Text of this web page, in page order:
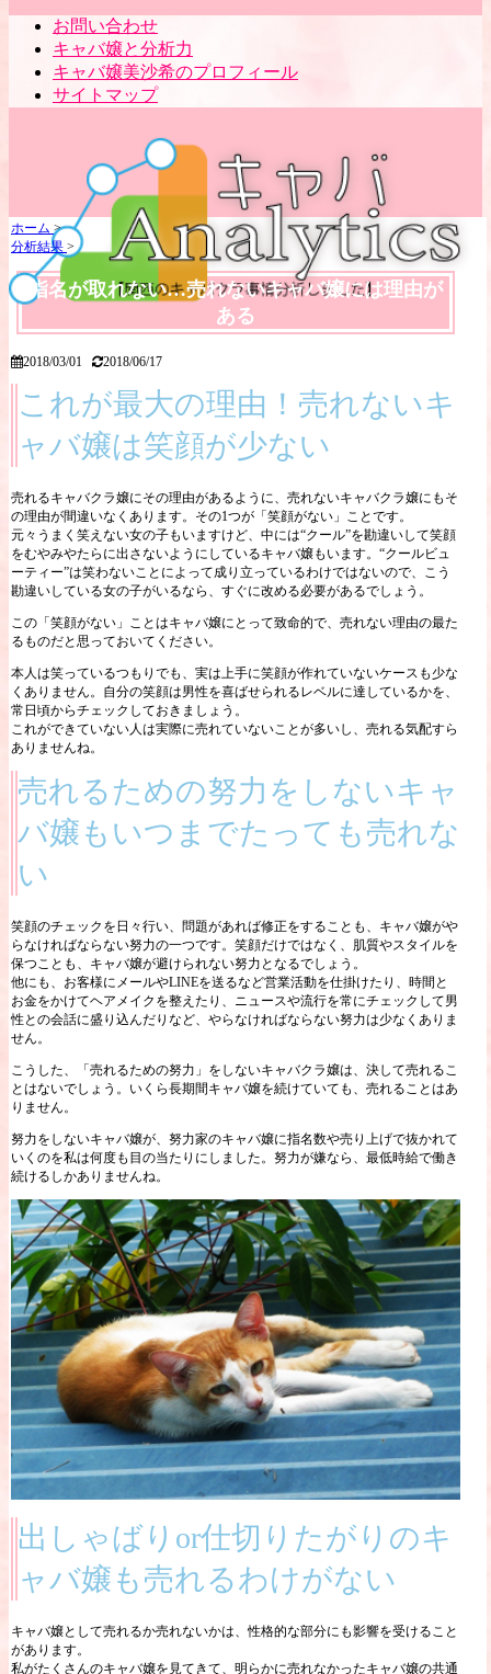
お問い合わせ
キャバ嬢と分析力
キャバ嬢美沙希のプロフィール
サイトマップ
ホーム >
分析結果 >
指名が取れない…売れないキャバ嬢には理由が
ある
2018/03/01 2018/06/17
これが最大の理由！売れないキ
ャバ嬢は笑顔が少ない
売れるキャバクラ嬢にその理由があるように、売れないキャバクラ嬢にもそ
の理由が間違いなくあります。その1つが「笑顔がない」ことです。
元々うまく笑えない女の子もいますけど、中には“クール”を勘違いして笑顔
をむやみやたらに出さないようにしているキャバ嬢もいます。“クールビュ
ーティー”は笑わないことによって成り立っているわけではないので、こう
勘違いしている女の子がいるなら、すぐに改める必要があるでしょう。
この「笑顔がない」ことはキャバ嬢にとって致命的で、売れない理由の最た
るものだと思っておいてください。
本人は笑っているつもりでも、実は上手に笑顔が作れていないケースも少な
くありません。自分の笑顔は男性を喜ばせられるレベルに達しているかを、
常日頃からチェックしておきましょう。
これができていない人は実際に売れていないことが多いし、売れる気配すら
ありませんね。
売れるための努力をしないキャ
バ嬢もいつまでたっても売れな
い
笑顔のチェックを日々行い、問題があれば修正をすることも、キャバ嬢がや
らなければならない努力の一つです。笑顔だけではなく、肌質やスタイルを
保つことも、キャバ嬢が避けられない努力となるでしょう。
他にも、お客様にメールやLINEを送るなど営業活動を仕掛けたり、時間と
お金をかけてヘアメイクを整えたり、ニュースや流行を常にチェックして男
性との会話に盛り込んだりなど、やらなければならない努力は少なくありま
せん。
こうした、「売れるための努力」をしないキャバクラ嬢は、決して売れるこ
とはないでしょう。いくら長期間キャバ嬢を続けていても、売れることはあ
りません。
努力をしないキャバ嬢が、努力家のキャバ嬢に指名数や売り上げで抜かれて
いくのを私は何度も目の当たりにしました。努力が嫌なら、最低時給で働き
続けるしかありませんね。
出しゃばりor仕切りたがりのキ
ャバ嬢も売れるわけがない
キャバ嬢として売れるか売れないかは、性格的な部分にも影響を受けること
があります。
私がたくさんのキャバ嬢を見てきて、明らかに売れなかったキャバ嬢の共通